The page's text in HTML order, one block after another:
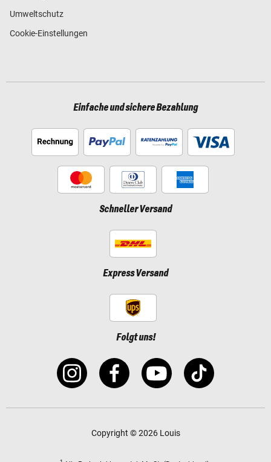
Umweltschutz
Cookie-Einstellungen
Einfache und sichere Bezahlung
Schneller Versand
Express Versand
Folgt uns!
Copyright © 2026 Louis